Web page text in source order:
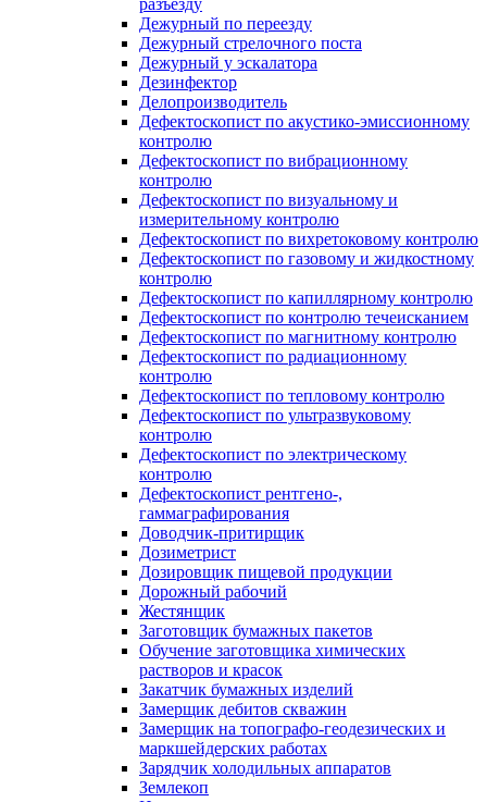
разъезду
Дежурный по переезду
Дежурный стрелочного поста
Дежурный у эскалатора
Дезинфектор
Делопроизводитель
Дефектоскопист по акустико-эмиссионному
контролю
Дефектоскопист по вибрационному
контролю
Дефектоскопист по визуальному и
измерительному контролю
Дефектоскопист по вихретоковому контролю
Дефектоскопист по газовому и жидкостному
контролю
Дефектоскопист по капиллярному контролю
Дефектоскопист по контролю течеисканием
Дефектоскопист по магнитному контролю
Дефектоскопист по радиационному
контролю
Дефектоскопист по тепловому контролю
Дефектоскопист по ультразвуковому
контролю
Дефектоскопист по электрическому
контролю
Дефектоскопист рентгено-,
гаммаграфирования
Доводчик-притирщик
Дозиметрист
Дозировщик пищевой продукции
Дорожный рабочий
Жестянщик
Заготовщик бумажных пакетов
Обучение заготовщика химических
растворов и красок
Закатчик бумажных изделий
Замерщик дебитов скважин
Замерщик на топографо-геодезических и
маркшейдерских работах
Зарядчик холодильных аппаратов
Землекоп